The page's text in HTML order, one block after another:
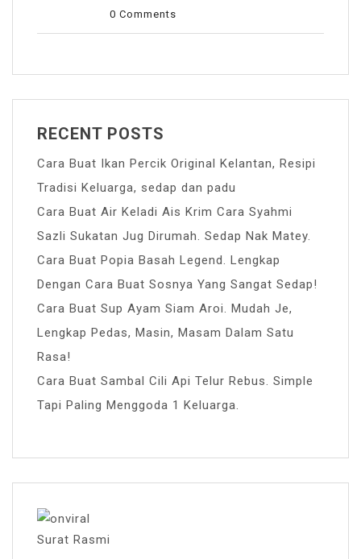
0 Comments
RECENT POSTS
Cara Buat Ikan Percik Original Kelantan, Resipi
Tradisi Keluarga, sedap dan padu
Cara Buat Air Keladi Ais Krim Cara Syahmi
Sazli Sukatan Jug Dirumah. Sedap Nak Matey.
Cara Buat Popia Basah Legend. Lengkap
Dengan Cara Buat Sosnya Yang Sangat Sedap!
Cara Buat Sup Ayam Siam Aroi. Mudah Je,
Lengkap Pedas, Masin, Masam Dalam Satu
Rasa!
Cara Buat Sambal Cili Api Telur Rebus. Simple
Tapi Paling Menggoda 1 Keluarga.
Surat Rasmi